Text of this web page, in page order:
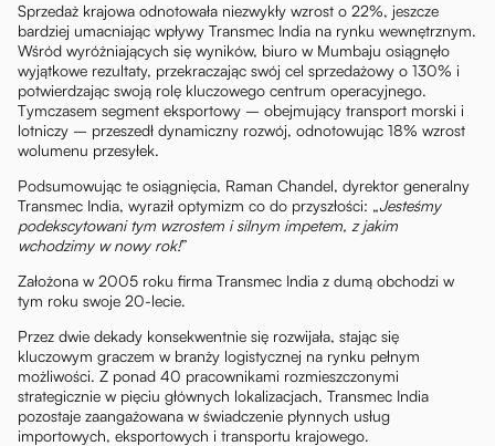
Sprzedaż krajowa odnotowała niezwykły wzrost o 22%, jeszcze
bardziej umacniając wpływy Transmec India na rynku wewnętrznym.
Wśród wyróżniających się wyników, biuro w Mumbaju osiągnęło
wyjątkowe rezultaty, przekraczając swój cel sprzedażowy o 130% i
potwierdzając swoją rolę kluczowego centrum operacyjnego.
Tymczasem segment eksportowy – obejmujący transport morski i
lotniczy – przeszedł dynamiczny rozwój, odnotowując 18% wzrost
wolumenu przesyłek.
Podsumowując te osiągnięcia, Raman Chandel, dyrektor generalny
Transmec India, wyraził optymizm co do przyszłości: „Jesteśmy
podekscytowani tym wzrostem i silnym impetem, z jakim
wchodzimy w nowy rok!”
Założona w 2005 roku firma Transmec India z dumą obchodzi w
tym roku swoje 20-lecie.
Przez dwie dekady konsekwentnie się rozwijała, stając się
kluczowym graczem w branży logistycznej na rynku pełnym
możliwości. Z ponad 40 pracownikami rozmieszczonymi
strategicznie w pięciu głównych lokalizacjach, Transmec India
pozostaje zaangażowana w świadczenie płynnych usług
importowych, eksportowych i transportu krajowego.